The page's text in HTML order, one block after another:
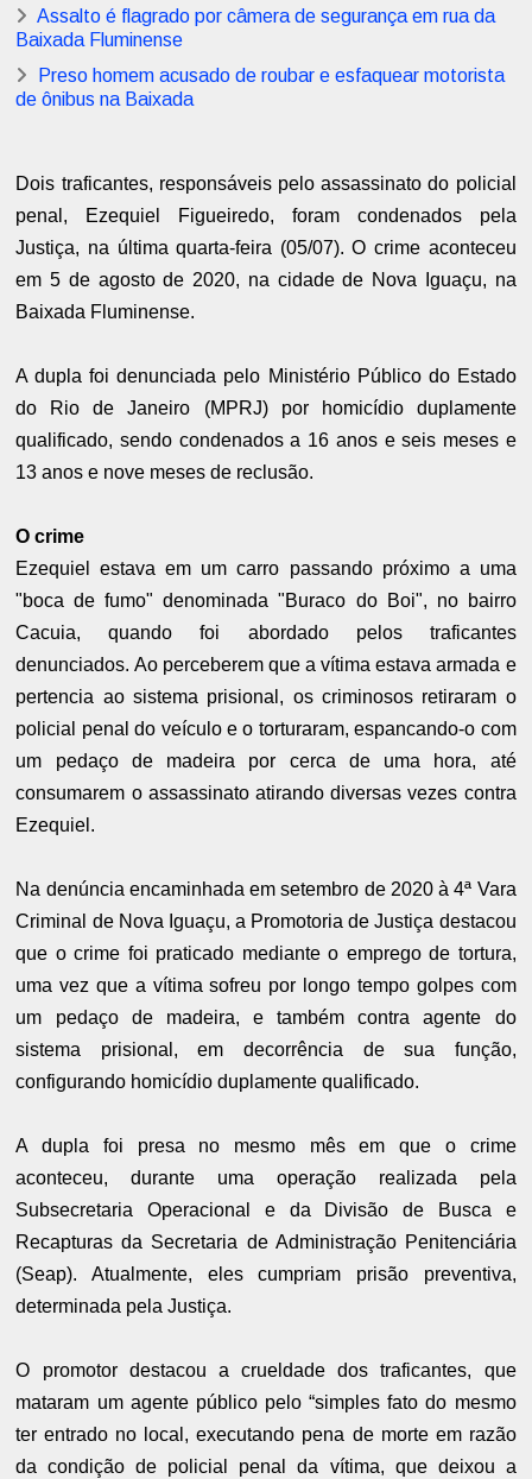
Assalto é flagrado por câmera de segurança em rua da
Baixada Fluminense
Preso homem acusado de roubar e esfaquear motorista
de ônibus na Baixada
Dois traficantes, responsáveis pelo assassinato do policial
penal, Ezequiel Figueiredo, foram condenados pela
Justiça, na última quarta-feira (05/07). O crime aconteceu
em 5 de agosto de 2020, na cidade de Nova Iguaçu, na
Baixada Fluminense.
A dupla foi denunciada pelo Ministério Público do Estado
do Rio de Janeiro (MPRJ) por homicídio duplamente
qualificado, sendo condenados a 16 anos e seis meses e
13 anos e nove meses de reclusão.
O crime
Ezequiel estava em um carro passando próximo a uma
"boca de fumo" denominada "Buraco do Boi", no bairro
Cacuia, quando foi abordado pelos traficantes
denunciados. Ao perceberem que a vítima estava armada e
pertencia ao sistema prisional, os criminosos retiraram o
policial penal do veículo e o torturaram, espancando-o com
um pedaço de madeira por cerca de uma hora, até
consumarem o assassinato atirando diversas vezes contra
Ezequiel.
Na denúncia encaminhada em setembro de 2020 à 4ª Vara
Criminal de Nova Iguaçu, a Promotoria de Justiça destacou
que o crime foi praticado mediante o emprego de tortura,
uma vez que a vítima sofreu por longo tempo golpes com
um pedaço de madeira, e também contra agente do
sistema prisional, em decorrência de sua função,
configurando homicídio duplamente qualificado.
A dupla foi presa no mesmo mês em que o crime
aconteceu, durante uma operação realizada pela
Subsecretaria Operacional e da Divisão de Busca e
Recapturas da Secretaria de Administração Penitenciária
(Seap). Atualmente, eles cumpriam prisão preventiva,
determinada pela Justiça.
O promotor destacou a crueldade dos traficantes, que
mataram um agente público pelo “simples fato do mesmo
ter entrado no local, executando pena de morte em razão
da condição de policial penal da vítima, que deixou a